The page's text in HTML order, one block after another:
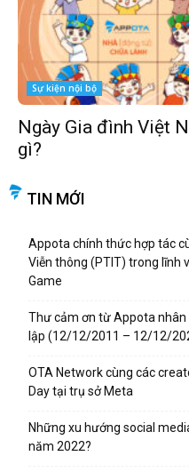
Sự kiện nội bộ
Ngày Gia đình Việt
gì?
TIN MỚI
Appota chính thức hợp tác
Viễn thông (PTIT) trong lĩnh
Game
Thư cảm ơn từ Appota
lập (12/12/2011 – 12/12/
OTA Network cùng các
Day tại trụ sở Meta
Những xu hướng social
năm 2022?